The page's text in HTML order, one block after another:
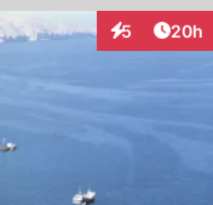
5
Interaktionen
20h